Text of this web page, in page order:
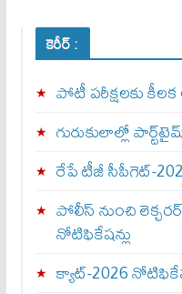
కెరీర్ :
పోటీ పరీక్షలకు
గురుకులాల్లో
రేపే టీజీ సీపీగెట్‌-
పోలీస్ నుంచి
నోటిఫికేషన్లు
క్యాట్-2026